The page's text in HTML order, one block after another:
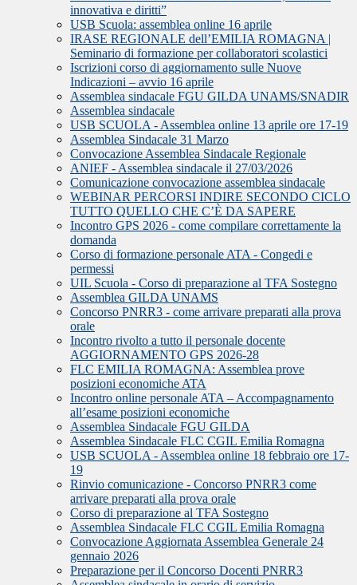
innovativa e diritti”
USB Scuola: assemblea online 16 aprile
IRASE REGIONALE dell’EMILIA ROMAGNA |
Seminario di formazione per collaboratori scolastici
Iscrizioni corso di aggiornamento sulle Nuove
Indicazioni – avvio 16 aprile
Assemblea sindacale FGU GILDA UNAMS/SNADIR
Assemblea sindacale
USB SCUOLA - Assemblea online 13 aprile ore 17-19
Assemblea Sindacale 31 Marzo
Convocazione Assemblea Sindacale Regionale
ANIEF - Assemblea sindacale il 27/03/2026
Comunicazione convocazione assemblea sindacale
WEBINAR PERCORSI INDIRE SECONDO CICLO
TUTTO QUELLO CHE C’È DA SAPERE
Incontro GPS 2026 - come compilare correttamente la
domanda
Corso di formazione personale ATA - Congedi e
permessi
UIL Scuola - Corso di preparazione al TFA Sostegno
Assemblea GILDA UNAMS
Concorso PNRR3 - come arrivare preparati alla prova
orale
Incontro rivolto a tutto il personale docente
AGGIORNAMENTO GPS 2026-28
FLC EMILIA ROMAGNA: Assemblea prove
posizioni economiche ATA
Incontro online personale ATA – Accompagnamento
all’esame posizioni economiche
Assemblea Sindacale FGU GILDA
Assemblea Sindacale FLC CGIL Emilia Romagna
USB SCUOLA - Assemblea online 18 febbraio ore 17-
19
Rinvio comunicazione - Concorso PNRR3 come
arrivare preparati alla prova orale
Corso di preparazione al TFA Sostegno
Assemblea Sindacale FLC CGIL Emilia Romagna
Convocazione Aggiornata Assemblea Generale 24
gennaio 2026
Preparazione per il Concorso Docenti PNRR3